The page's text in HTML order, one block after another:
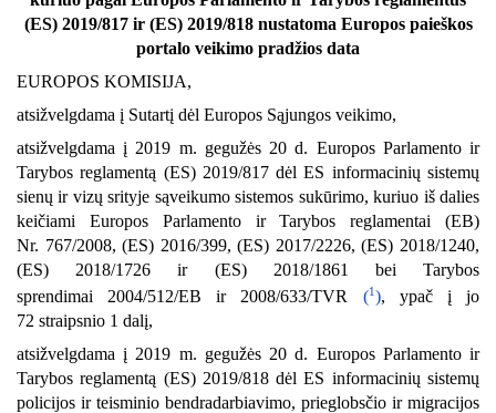
(ES) 2019/817 ir (ES) 2019/818 nustatoma Europos paieškos
portalo veikimo pradžios data
EUROPOS KOMISIJA,
atsižvelgdama į Sutartį dėl Europos Sąjungos veikimo,
atsižvelgdama į 2019 m. gegužės 20 d. Europos Parlamento ir
Tarybos reglamentą (ES) 2019/817 dėl ES informacinių sistemų
sienų ir vizų srityje sąveikumo sistemos sukūrimo, kuriuo iš dalies
keičiami Europos Parlamento ir Tarybos reglamentai (EB)
Nr. 767/2008, (ES) 2016/399, (ES) 2017/2226, (ES) 2018/1240,
(ES) 2018/1726 ir (ES) 2018/1861 bei Tarybos
sprendimai 2004/512/EB ir 2008/633/TVR (1), ypač į jo
72 straipsnio 1 dalį,
atsižvelgdama į 2019 m. gegužės 20 d. Europos Parlamento ir
Tarybos reglamentą (ES) 2019/818 dėl ES informacinių sistemų
policijos ir teisminio bendradarbiavimo, prieglobsčio ir migracijos